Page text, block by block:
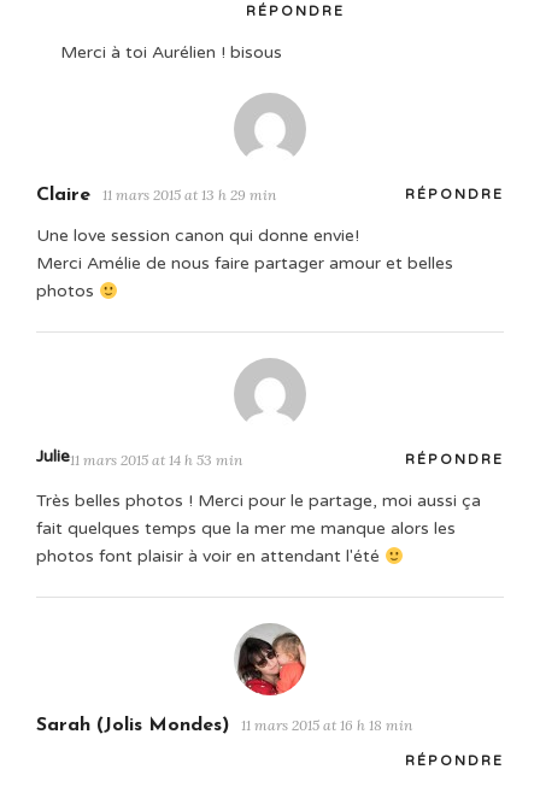
RÉPONDRE
Merci à toi Aurélien ! bisous
Claire 11 mars 2015 at 13 h 29 min RÉPONDRE
Une love session canon qui donne envie!
Merci Amélie de nous faire partager amour et belles
photos
Julie11 mars 2015 at 14 h 53 min RÉPONDRE
Très belles photos ! Merci pour le partage, moi aussi ça
fait quelques temps que la mer me manque alors les
photos font plaisir à voir en attendant l'été
Sarah (Jolis Mondes) 11 mars 2015 at 16 h 18 min
RÉPONDRE